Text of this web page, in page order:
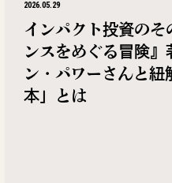
2026.05.29
インパクト投資の
ンスをめぐる冒険』
ン・パワーさんと
本」とは